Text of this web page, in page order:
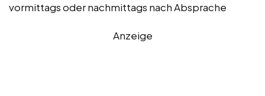
vormittags oder nachmittags nach Absprache
Anzeige